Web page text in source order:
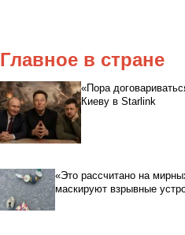
Главное в стране
«Пора
Киеву в Starlink
«Это рассчитано на
маскируют взрывные